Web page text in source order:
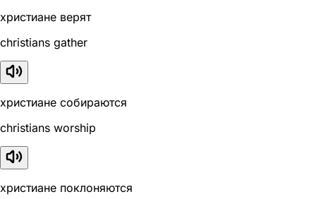
христиане верят
christians gather
христиане собираются
christians worship
христиане поклоняются